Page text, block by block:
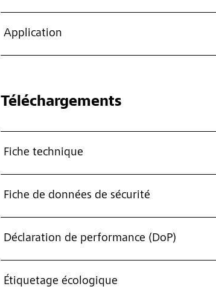
Application
Téléchargements
Fiche technique
Fiche de données de sécurité
Déclaration de performance (DoP)
Étiquetage écologique